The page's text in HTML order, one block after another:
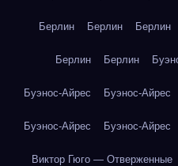
Берлин Берлин Берлин
Берлин Берлин
Буэнос-Айрес Буэнос-Айрес
Буэнос-Айрес Буэнос-Айрес
Виктор Гюго — Отверженные